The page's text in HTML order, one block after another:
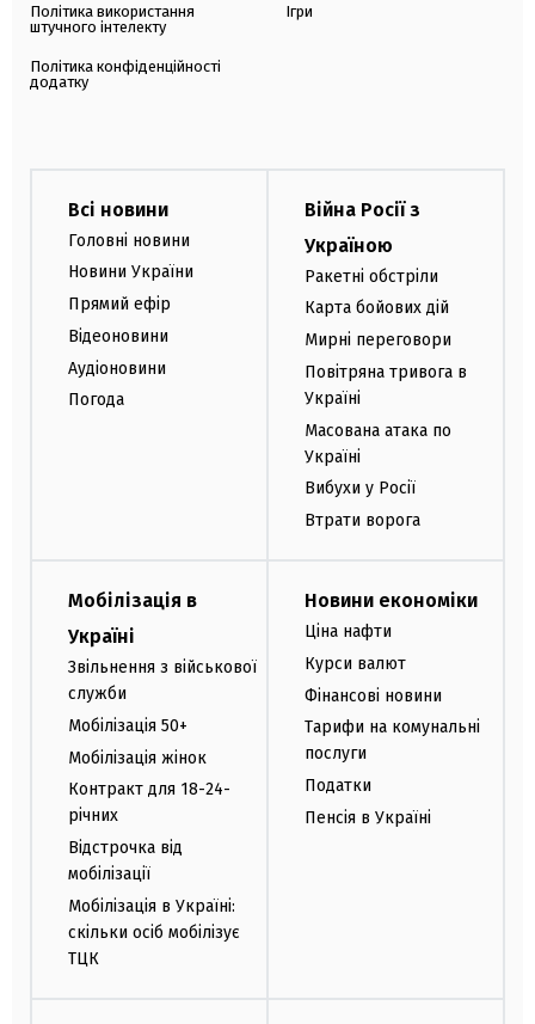
Політика використання
штучного інтелекту
Політика конфіденційності
додатку
Ігри
Всі новини
Головні новини
Новини України
Прямий ефір
Відеоновини
Аудіоновини
Погода
Війна Росії з
Україною
Ракетні обстріли
Карта бойових дій
Мирні переговори
Повітряна тривога в
Україні
Масована атака по
Україні
Вибухи у Росії
Втрати ворога
Мобілізація в
Україні
Звільнення з військової
служби
Мобілізація 50+
Мобілізація жінок
Контракт для 18-24-
річних
Відстрочка від
мобілізації
Мобілізація в Україні:
скільки осіб мобілізує
ТЦК
Новини економіки
Ціна нафти
Курси валют
Фінансові новини
Тарифи на комунальні
послуги
Податки
Пенсія в Україні